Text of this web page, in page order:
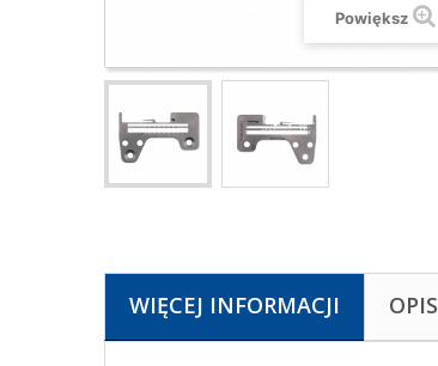
Powiększ
WIĘCEJ INFORMACJI OPIS